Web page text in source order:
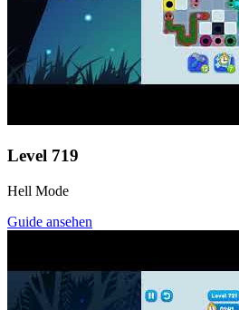
Level 719
Hell Mode
Guide ansehen